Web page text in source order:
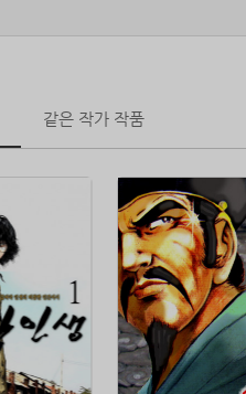
같은 작가 작품